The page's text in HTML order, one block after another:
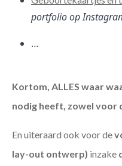
portfolio op
…
Kortom, ALLES waar
nodig heeft, zowel voor
En uiteraard ook voor de
lay-out ontwerp) inzake